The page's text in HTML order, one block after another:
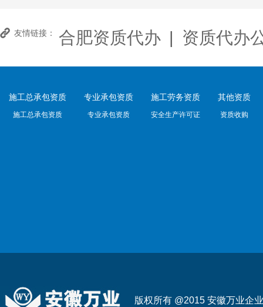
友情链接： 合肥资质代办 | 资质代办
施工总承包资质
施工总承包资质
专业承包资质
专业承包资质
施工劳务资质
安全生产许可证
其他资质
资质收购
版权所有 @2015 安徽万业企